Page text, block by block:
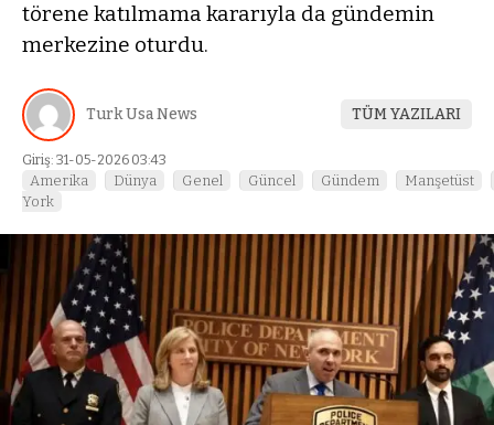
törene katılmama kararıyla da gündemin
merkezine oturdu.
Turk Usa News TÜM YAZILARI
Giriş: 31-05-2026 03:43
Amerika Dünya Genel Güncel Gündem
Manşetüst
York